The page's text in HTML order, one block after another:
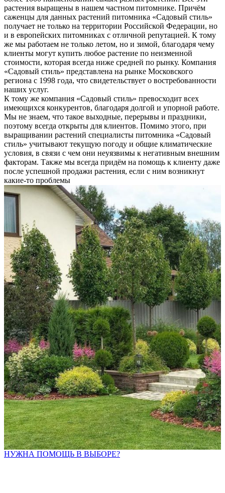
растения выращены в нашем частном питомнике. Причём
саженцы для данных растений питомника «Садовый стиль»
получает не только на территории Российской Федерации, но
и в европейских питомниках с отличной репутацией. К тому
же мы работаем не только летом, но и зимой, благодаря чему
клиенты могут купить любое растение по неизменной
стоимости, которая всегда ниже средней по рынку. Компания
«Садовый стиль» представлена на рынке Московского
региона с 1998 года, что свидетельствует о востребованности
наших услуг.
К тому же компания «Садовый стиль» превосходит всех
имеющихся конкурентов, благодаря долгой и упорной работе.
Мы не знаем, что такое выходные, перерывы и праздники,
поэтому всегда открыты для клиентов. Помимо этого, при
выращивании растений специалисты питомника «Садовый
стиль» учитывают текущую погоду и общие климатические
условия, в связи с чем они неуязвимы к негативным внешним
факторам. Также мы всегда придём на помощь к клиенту даже
после успешной продажи растения, если с ним возникнут
какие-то проблемы
НУЖНА ПОМОЩЬ В ВЫБОРЕ?